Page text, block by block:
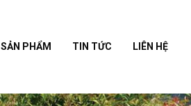
SẢN PHẨM TIN TỨC LIÊN HỆ